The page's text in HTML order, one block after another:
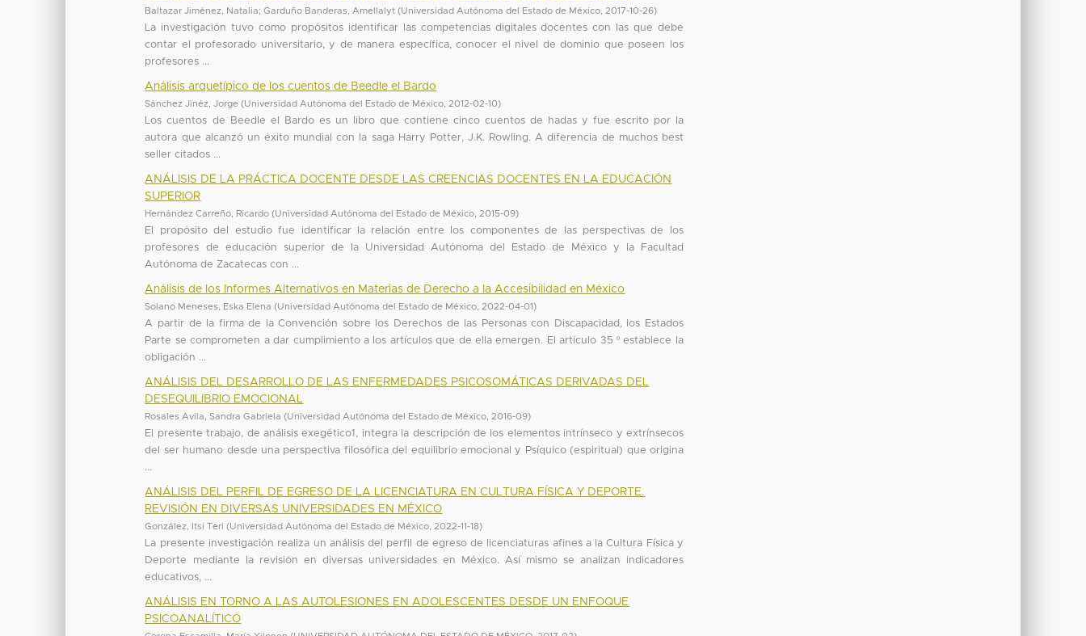
Baltazar Jiménez, Natalia;Garduño Banderas, Amellalyt (Universidad Autónoma del Estado de México 2017-10-26)
La investigación tuvo como propósitos identificar las competencias digitales docentes con las que debe
contar el profesorado universitario, y de manera específica, conocer el nivel de dominio que poseen los
profesores ...
Análisis arquetípico de los cuentos de Beedle el Bardo
Sánchez Jinéz, Jorge (Universidad Autónoma del Estado de México 2012-02-10)
Los cuentos de Beedle el Bardo es un libro que contiene cinco cuentos de hadas y fue escrito por la
autora que alcanzó un éxito mundial con la saga Harry Potter, J.K. Rowling. A diferencia de muchos best
seller citados ...
ANÁLISIS DE LA PRÁCTICA DOCENTE DESDE LAS CREENCIAS DOCENTES EN LA EDUCACIÓN
SUPERIOR
Hernández Carreño, Ricardo (Universidad Autónoma del Estado de México 2015-09)
El propósito del estudio fue identificar la relación entre los componentes de las perspectivas de los
profesores de educación superior de la Universidad Autónoma del Estado de México y la Facultad
Autónoma de Zacatecas con ...
Análisis de los Informes Alternativos en Materias de Derecho a la Accesibilidad en México
Solano Meneses, Eska Elena (Universidad Autónoma del Estado de México 2022-04-01)
A partir de la firma de la Convención sobre los Derechos de las Personas con Discapacidad, los Estados
Parte se comprometen a dar cumplimiento a los artículos que de ella emergen. El artículo 35 º establece la
obligación ...
ANÁLISIS DEL DESARROLLO DE LAS ENFERMEDADES PSICOSOMÁTICAS DERIVADAS DEL
DESEQUILIBRIO EMOCIONAL
Rosales Avila, Sandra Gabriela (Universidad Autónoma del Estado de México 2016-09)
El presente trabajo, de análisis exegético1, integra la descripción de los elementos intrínseco y extrínsecos
del ser humano desde una perspectiva filosófica del equilibrio emocional y Psíquico (espiritual) que origina
...
ANÁLISIS DEL PERFIL DE EGRESO DE LA LICENCIATURA EN CULTURA FÍSICA Y DEPORTE.
REVISIÓN EN DIVERSAS UNIVERSIDADES EN MÉXICO
González, Itsi Teri (Universidad Autónoma del Estado de México 2022-11-18)
La presente investigación realiza un análisis del perfil de egreso de licenciaturas afines a la Cultura Física y
Deporte mediante la revisión en diversas universidades en México. Así mismo se analizan indicadores
educativos, ...
ANÁLISIS EN TORNO A LAS AUTOLESIONES EN ADOLESCENTES DESDE UN ENFOQUE
PSICOANALÍTICO